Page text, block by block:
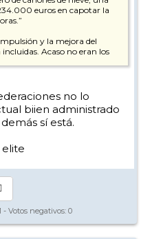
euros en capotar la
y la mejora del
Acaso no eran los
no lo
biien administrado
sí está.
- Votos negativos: 0